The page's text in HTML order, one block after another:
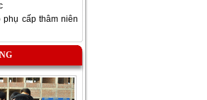
phụ cấp thâm niên